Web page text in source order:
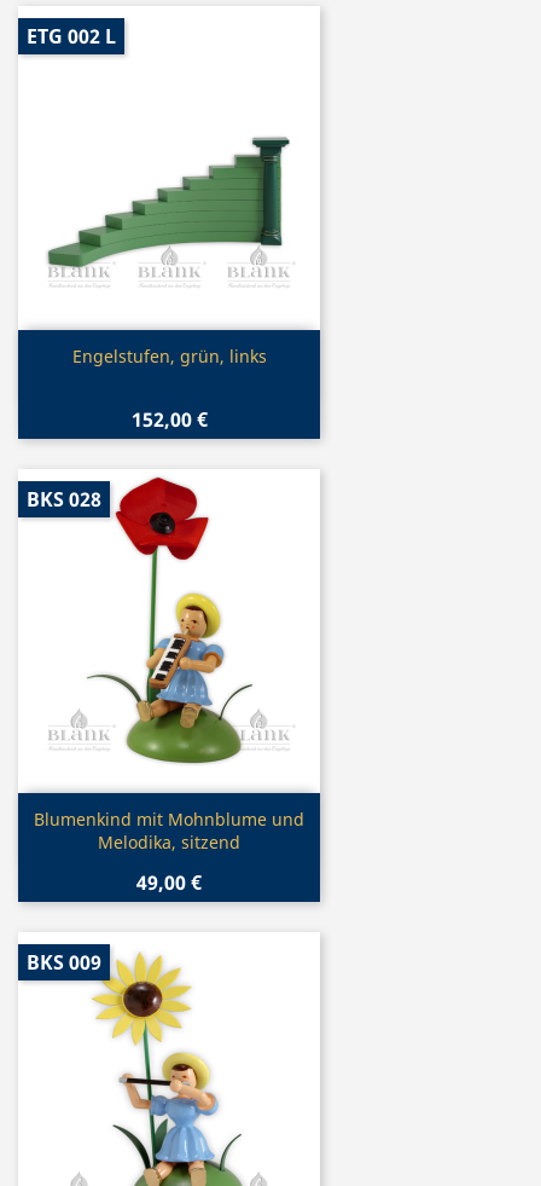
Vorschau
Engelstufen, grün, links
152,00 €
ETG 002 L
 Vorschau
Blumenkind mit Mohnblume und
Melodika, sitzend
49,00 €
BKS 028
BKS 009